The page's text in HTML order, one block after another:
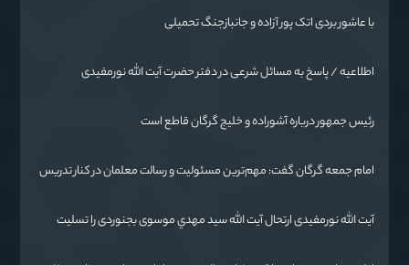
با عاشور بردی اتک پور آزاده و جانبازجنگ تحمیلی
اطلاعیه / پاسخ به مسائل شرعی در دفتر حضرت آیت الله نورمفیدی
رئیس جمهور درباره آشوراده و خلیج گرگان قاطع است
امام جمعه گرگان گفت: مهم‌ترین مسئولیت و رسالت معلمان در کنار تدریس
ایران اسلامی است.
آیت الله نورمفیدی ارتحال آیت الله سيد مهدي موسوی بجنوردی را تسلیت